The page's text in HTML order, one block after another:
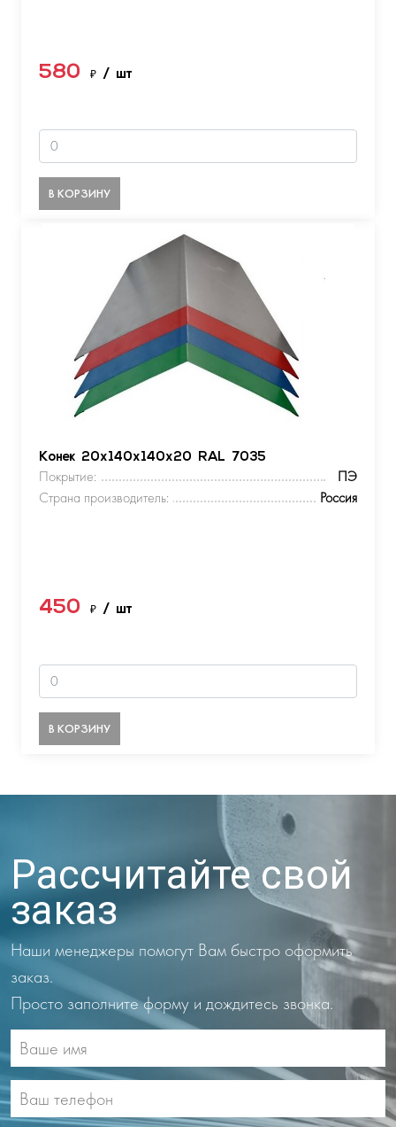
580 ₽ / шт
В КОРЗИНУ
Конек 20х140х140х20 RAL 7035
Покрытие:
ПЭ
Страна производитель:
Россия
450 ₽ / шт
В КОРЗИНУ
Рассчитайте свой
заказ
Наши менеджеры помогут Вам быстро оформить
заказ.
Просто заполните форму и дождитесь звонка.